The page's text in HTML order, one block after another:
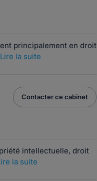
principalement en droit
Lire la suite
Contacter ce cabinet
intellectuelle, droit
la suite